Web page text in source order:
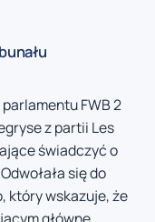
FWB 2
z partii Les
świadczyć o
się do
który wskazuje, że
główne